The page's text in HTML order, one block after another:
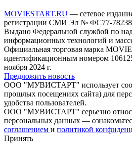
MOVIESTART.RU — сетевое
регистрации СМИ Эл № ФС77-78238
Выдано Федеральной службой по
информационных технологий и
Официальная торговая марка
идентификационным номером
ноября 2024 г.
Предложить новость
ООО "МУВИСТАРТ" использует
прошлых посещениях сайта) для
удобства пользователей.
ООО "МУВИСТАРТ" серьезно
персональных данных —
соглашением и политикой
Принять